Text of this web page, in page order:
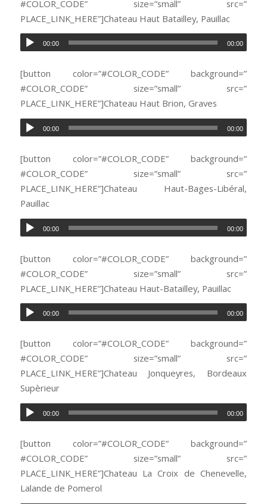
#COLOR_CODE” size=”small” src=”
PLACE_LINK_HERE”]Chateau Haut Batailley, Pauillac
00:00 00:00
[button color=”#COLOR_CODE” background=”
#COLOR_CODE” size=”small” src=”
PLACE_LINK_HERE”]Chateau Haut Brion, Graves
00:00 00:00
[button color=”#COLOR_CODE” background=”
#COLOR_CODE” size=”small” src=”
PLACE_LINK_HERE”]Chateau Haut-Bages-Libéral,
Pauillac
00:00 00:00
[button color=”#COLOR_CODE” background=”
#COLOR_CODE” size=”small” src=”
PLACE_LINK_HERE”]Chateau Haut-Batailley, Pauillac
00:00 00:00
[button color=”#COLOR_CODE” background=”
#COLOR_CODE” size=”small” src=”
PLACE_LINK_HERE”]Chateau Jonqueyres, Bordeaux
Supèrieur
00:00 00:00
[button color=”#COLOR_CODE” background=”
#COLOR_CODE” size=”small” src=”
PLACE_LINK_HERE”]Chateau La Croix de Chenevelle,
Lalande de Pomerol